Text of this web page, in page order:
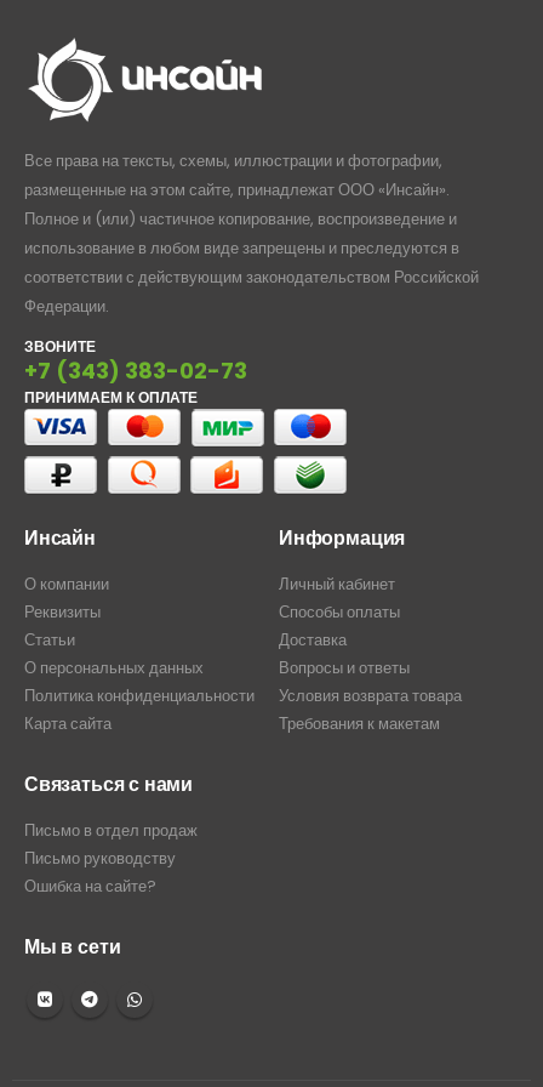
Все права на тексты, схемы, иллюстрации и фотографии,
размещенные на этом сайте, принадлежат ООО «Инсайн».
Полное и (или) частичное копирование, воспроизведение и
использование в любом виде запрещены и преследуются в
соответствии с действующим законодательством Российской
Федерации.
ЗВОНИТЕ
+7 (343) 383-02-73
ПРИНИМАЕМ К ОПЛАТЕ
Инсайн
О компании
Реквизиты
Статьи
О персональных данных
Политика конфиденциальности
Карта сайта
Информация
Личный кабинет
Способы оплаты
Доставка
Вопросы и ответы
Условия возврата товара
Требования к макетам
Связаться с нами
Письмо в отдел продаж
Письмо руководству
Ошибка на сайте?
Мы в сети